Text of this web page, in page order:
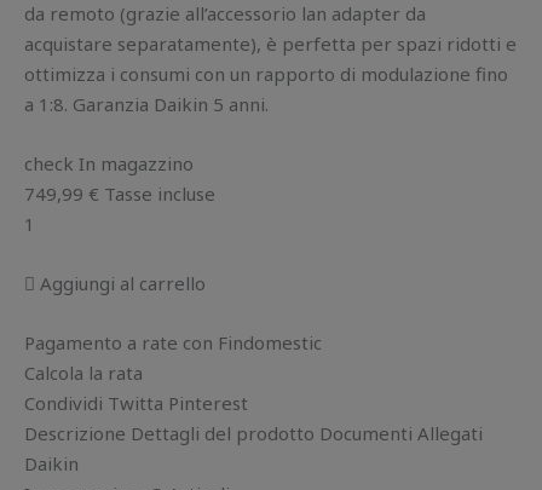
da remoto (grazie all’accessorio lan adapter da
acquistare separatamente), è perfetta per spazi ridotti e
ottimizza i consumi con un rapporto di modulazione fino
a 1:8. Garanzia Daikin 5 anni.
check In magazzino
749,99 € Tasse incluse
1
 Aggiungi al carrello
Pagamento a rate con Findomestic
Calcola la rata
Condividi Twitta Pinterest
Descrizione Dettagli del prodotto Documenti Allegati
Daikin